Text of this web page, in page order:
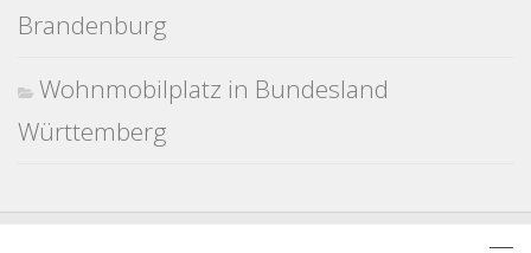
Brandenburg
Wohnmobilplatz in Bundesland
Württemberg